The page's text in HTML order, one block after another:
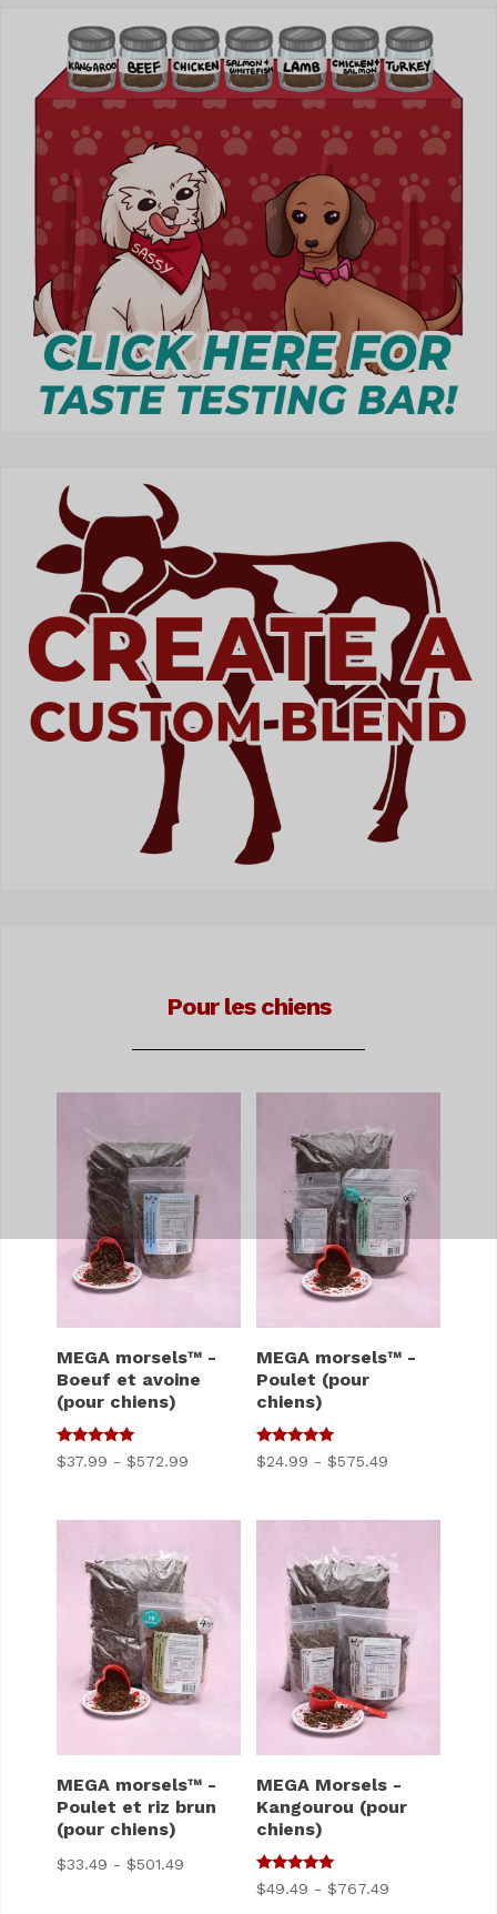
Pour les chiens
MEGA morsels™ -
Boeuf et avoine
(pour chiens)
5
sur 5
$37.99 - $572.99
prix
$572.99
MEGA morsels™ -
Poulet (pour
chiens)
5
sur 5
$24.99 - $575.49Gamme
prix
$24.99
à
$575.49
MEGA morsels™ -
Poulet et riz brun
(pour chiens)
$33.49 - $501.49
MEGA Morsels -
Kangourou (pour
chiens)
5
sur 5
$49.49 - $767.49Gamme